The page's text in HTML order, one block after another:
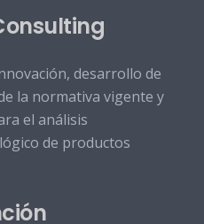
desarrollo de
la normativa vigente y
el análisis
de productos